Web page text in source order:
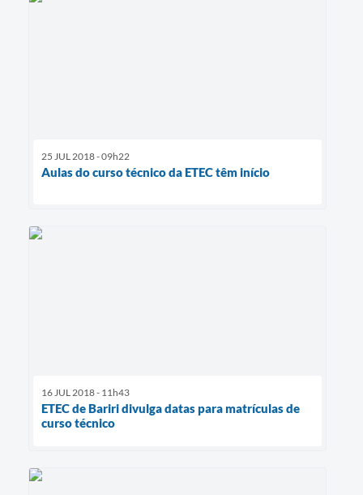
25 JUL 2018 - 09h22
Aulas do curso técnico da ETEC têm início
16 JUL 2018 - 11h43
ETEC de Bariri divulga datas para matrículas de
curso técnico